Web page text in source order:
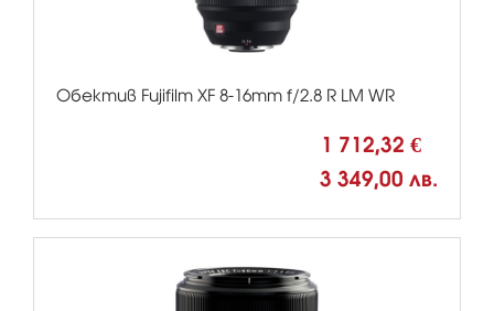
Обектив Fujifilm XF 8-16mm f/2.8 R LM WR
1 712,32 €
3 349,00 лв.